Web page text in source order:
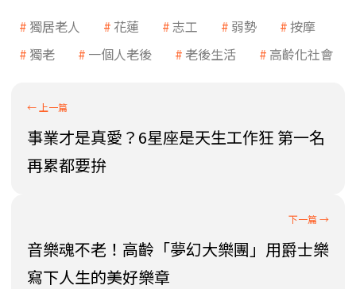
獨居老人 花蓮 志工 弱勢
按摩
獨老
一個人老後 老後生活 高齡化社會
事業才是真愛？6星座是天生工作狂 第一名
再累都要拚
音樂魂不老！高齡「夢幻大樂團」用爵士樂
寫下人生的美好樂章